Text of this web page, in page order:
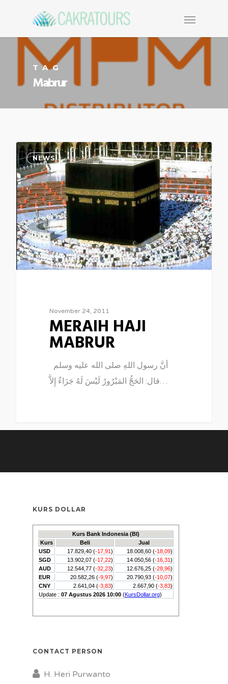
TAG
Mabrur
NEWS
November 24, 2011
MERAIH HAJI
MABRUR
قال: الحَجُّ المَبْرُورُ لَيْسَ لَهُ جَزَاءٌ إِلاَّ…
KURS DOLLAR
CONTACT PERSON
H. Heri Purwanto